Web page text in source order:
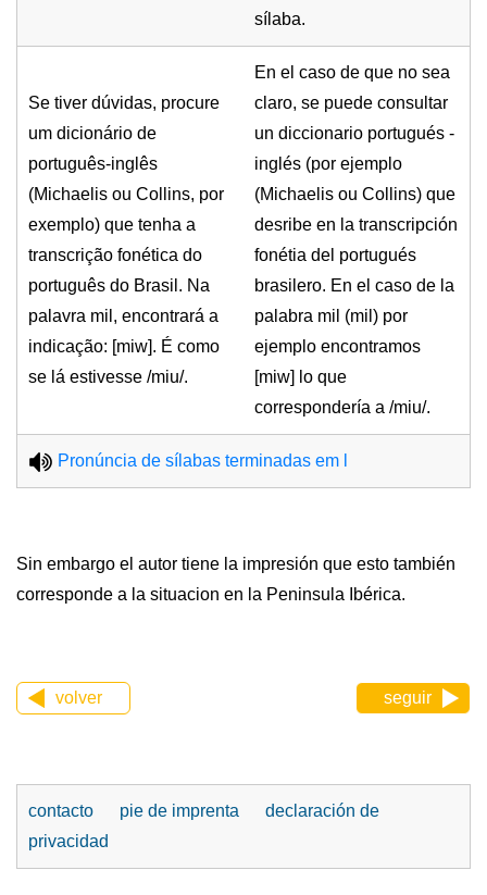
sílaba.
Se tiver dúvidas, procure
um dicionário de
português-inglês
(Michaelis ou Collins, por
exemplo) que tenha a
transcrição fonética do
português do Brasil. Na
palavra mil, encontrará a
indicação: [miw]. É como
se lá estivesse /miu/.
En el caso de que no sea
claro, se puede consultar
un diccionario portugués -
inglés (por ejemplo
(Michaelis ou Collins) que
desribe en la transcripción
fonétia del portugués
brasilero. En el caso de la
palabra mil (mil) por
ejemplo encontramos
[miw] lo que
correspondería a /miu/.
Pronúncia de sílabas terminadas em l
Sin embargo el autor tiene la impresión que esto también
corresponde a la situacion en la Peninsula Ibérica.
volver seguir
contacto pie de imprenta
declaración de
privacidad